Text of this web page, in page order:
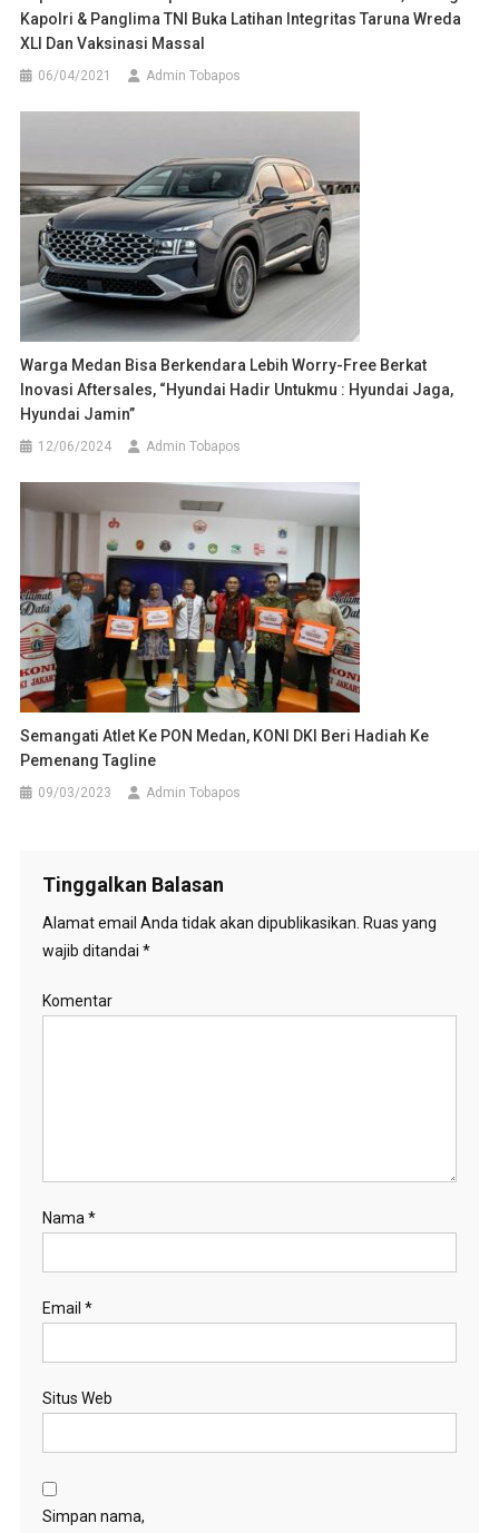
Kapolri & Panglima TNI Buka Latihan Integritas Taruna Wreda
XLI Dan Vaksinasi Massal
06/04/2021 Admin Tobapos
Warga Medan Bisa Berkendara Lebih Worry-Free Berkat
Inovasi Aftersales, “Hyundai Hadir Untukmu : Hyundai Jaga,
Hyundai Jamin”
12/06/2024 Admin Tobapos
Semangati Atlet Ke PON Medan, KONI DKI Beri Hadiah Ke
Pemenang Tagline
09/03/2023 Admin Tobapos
Tinggalkan Balasan
Alamat email Anda tidak akan dipublikasikan. Ruas yang
wajib ditandai *
Komentar
Nama *
Email *
Situs Web
Simpan nama,